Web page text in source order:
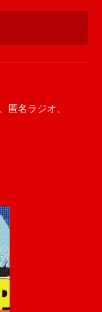
匿名ラジオ